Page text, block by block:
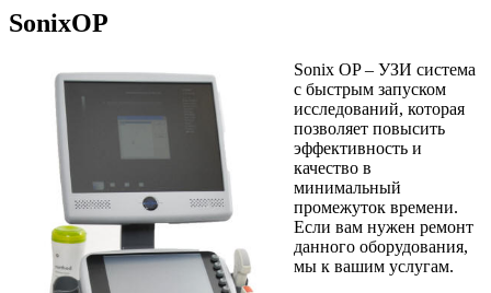
SonixOP
Sonix OP – УЗИ система
с быстрым запуском
исследований, которая
позволяет повысить
эффективность и
качество в
минимальный
промежуток времени.
Если вам нужен ремонт
данного оборудования,
мы к вашим услугам.